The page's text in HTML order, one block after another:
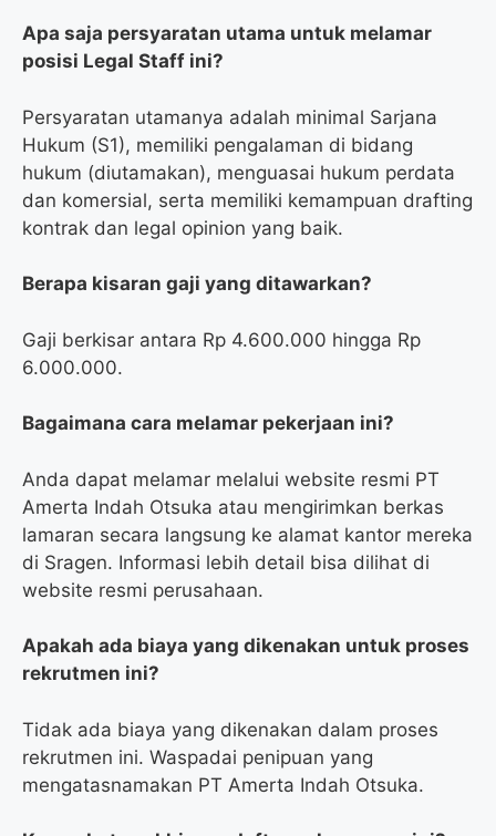
Apa saja persyaratan utama untuk melamar
posisi Legal Staff ini?
Persyaratan utamanya adalah minimal Sarjana
Hukum (S1), memiliki pengalaman di bidang
hukum (diutamakan), menguasai hukum perdata
dan komersial, serta memiliki kemampuan drafting
kontrak dan legal opinion yang baik.
Berapa kisaran gaji yang ditawarkan?
Gaji berkisar antara Rp 4.600.000 hingga Rp
6.000.000.
Bagaimana cara melamar pekerjaan ini?
Anda dapat melamar melalui website resmi PT
Amerta Indah Otsuka atau mengirimkan berkas
lamaran secara langsung ke alamat kantor mereka
di Sragen. Informasi lebih detail bisa dilihat di
website resmi perusahaan.
Apakah ada biaya yang dikenakan untuk proses
rekrutmen ini?
Tidak ada biaya yang dikenakan dalam proses
rekrutmen ini. Waspadai penipuan yang
mengatasnamakan PT Amerta Indah Otsuka.